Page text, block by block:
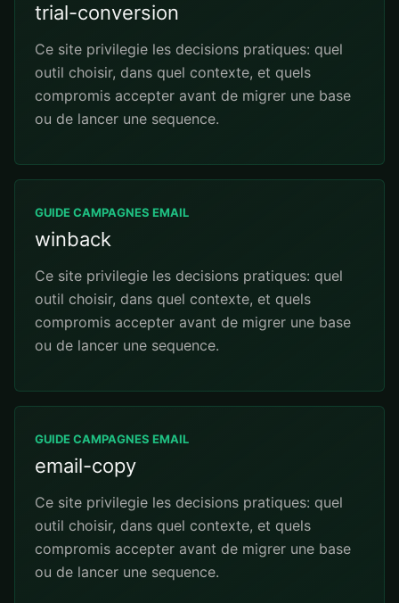
trial-conversion
Ce site privilegie les decisions pratiques: quel
outil choisir, dans quel contexte, et quels
compromis accepter avant de migrer une base
ou de lancer une sequence.
GUIDE CAMPAGNES EMAIL
winback
Ce site privilegie les decisions pratiques: quel
outil choisir, dans quel contexte, et quels
compromis accepter avant de migrer une base
ou de lancer une sequence.
GUIDE CAMPAGNES EMAIL
email-copy
Ce site privilegie les decisions pratiques: quel
outil choisir, dans quel contexte, et quels
compromis accepter avant de migrer une base
ou de lancer une sequence.